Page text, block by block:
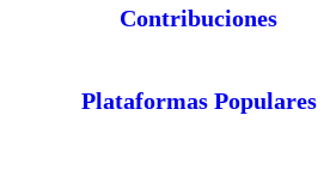
Contribuciones
Plataformas Populares